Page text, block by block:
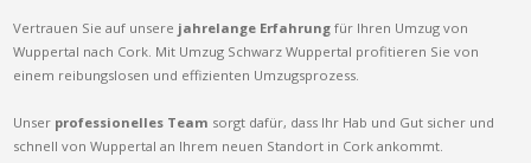
Vertrauen Sie auf unsere jahrelange Erfahrung für Ihren Umzug von
Wuppertal nach Cork. Mit Umzug Schwarz Wuppertal profitieren Sie von
einem reibungslosen und effizienten Umzugsprozess.
Unser professionelles Team sorgt dafür, dass Ihr Hab und Gut sicher und
schnell von Wuppertal an Ihrem neuen Standort in Cork ankommt.